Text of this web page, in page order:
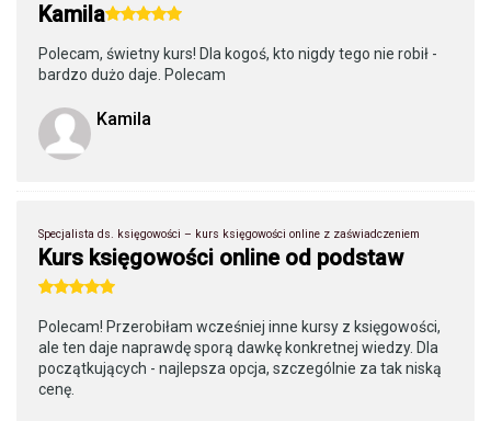
Kamila
Polecam, świetny kurs! Dla kogoś, kto nigdy tego nie robił -
bardzo dużo daje. Polecam
Kamila
Specjalista ds. księgowości – kurs księgowości online z zaświadczeniem
Kurs księgowości online od podstaw
Polecam! Przerobiłam wcześniej inne kursy z księgowości,
ale ten daje naprawdę sporą dawkę konkretnej wiedzy. Dla
początkujących - najlepsza opcja, szczególnie za tak niską
cenę.